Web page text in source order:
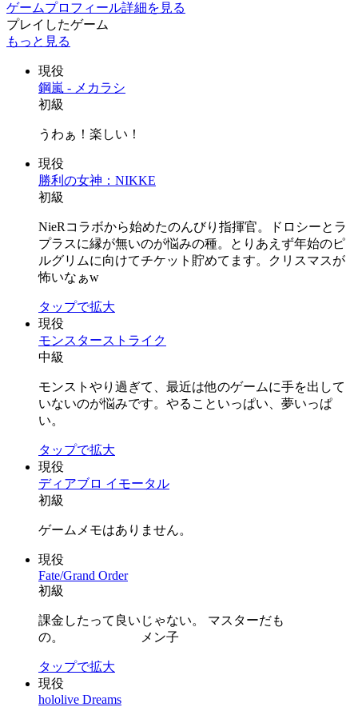
ゲームプロフィール詳細を見る
プレイしたゲーム
もっと見る
現役
鋼嵐 - メカラシ
初級
うわぁ！楽しい！
現役
勝利の女神：NIKKE
初級
NieRコラボから始めたのんびり指揮官。ドロシーとラ
プラスに縁が無いのが悩みの種。とりあえず年始のピ
ルグリムに向けてチケット貯めてます。クリスマスが
怖いなぁw
タップで拡大
現役
モンスターストライク
中級
モンストやり過ぎて、最近は他のゲームに手を出して
いないのが悩みです。やることいっぱい、夢いっぱ
い。
タップで拡大
現役
ディアブロ イモータル
初級
ゲームメモはありません。
現役
Fate/Grand Order
初級
課金したって良いじゃない。 マスターだも
の。 メン子
タップで拡大
現役
hololive Dreams